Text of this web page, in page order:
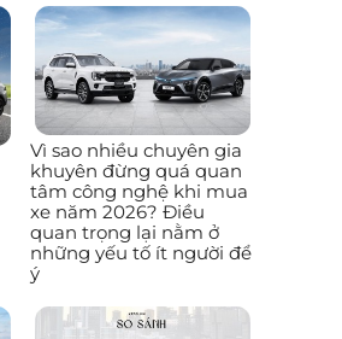
Vì sao nhiều chuyên gia
khuyên đừng quá quan
tâm công nghệ khi mua
xe năm 2026? Điều
quan trọng lại nằm ở
những yếu tố ít người để
ý